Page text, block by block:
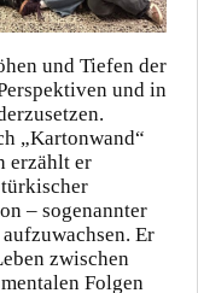
und Tiefen der
und in
„Kartonwand“
erzählt er
– sogenannter
Er
zwischen
Folgen